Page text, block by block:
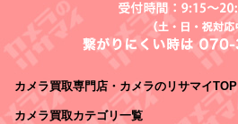
カメラ買取専門店・カメラのリサマイTOP
カメラ買取カテゴリ一覧